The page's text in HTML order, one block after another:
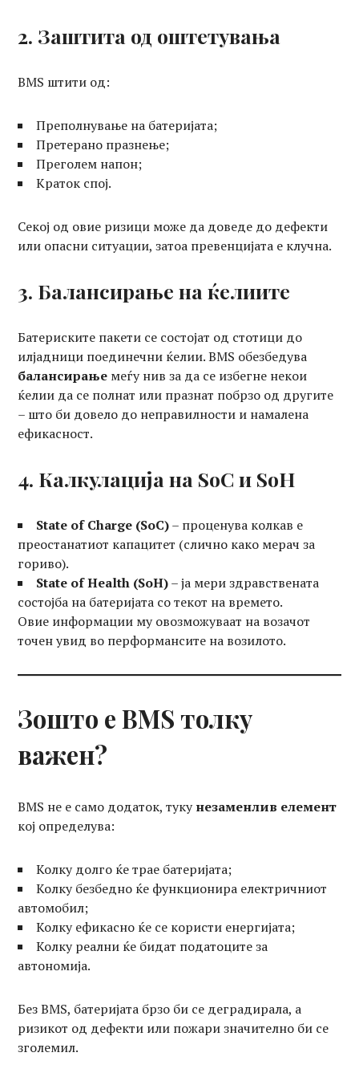
2. Заштита од оштетувања
BMS штити од:
Преполнување на батеријата;
Претерано празнење;
Преголем напон;
Краток спој.
Секој од овие ризици може да доведе до дефекти
или опасни ситуации, затоа превенцијата е клучна.
3. Балансирање на ќелиите
Батериските пакети се состојат од стотици до
илјадници поединечни ќелии. BMS обезбедува
балансирање меѓу нив за да се избегне некои
ќелии да се полнат или празнат побрзо од другите
– што би довело до неправилности и намалена
ефикасност.
4. Калкулација на SoC и SoH
State of Charge (SoC)– проценува колкав е
преостанатиот капацитет (слично како мерач за
гориво).
State of Health (SoH)– ја мери здравствената
состојба на батеријата со текот на времето.
Овие информации му овозможуваат на возачот
точен увид во перформансите на возилото.
Зошто е BMS толку
важен?
BMS не е само додаток, тукунезаменлив елемент
кој определува:
Колку долго ќе трае батеријата;
Колку безбедно ќе функционира електричниот
автомобил;
Колку ефикасно ќе се користи енергијата;
Колку реални ќе бидат податоците за
автономија.
Без BMS, батеријата брзо би се деградирала, а
ризикот од дефекти или пожари значително би се
зголемил.